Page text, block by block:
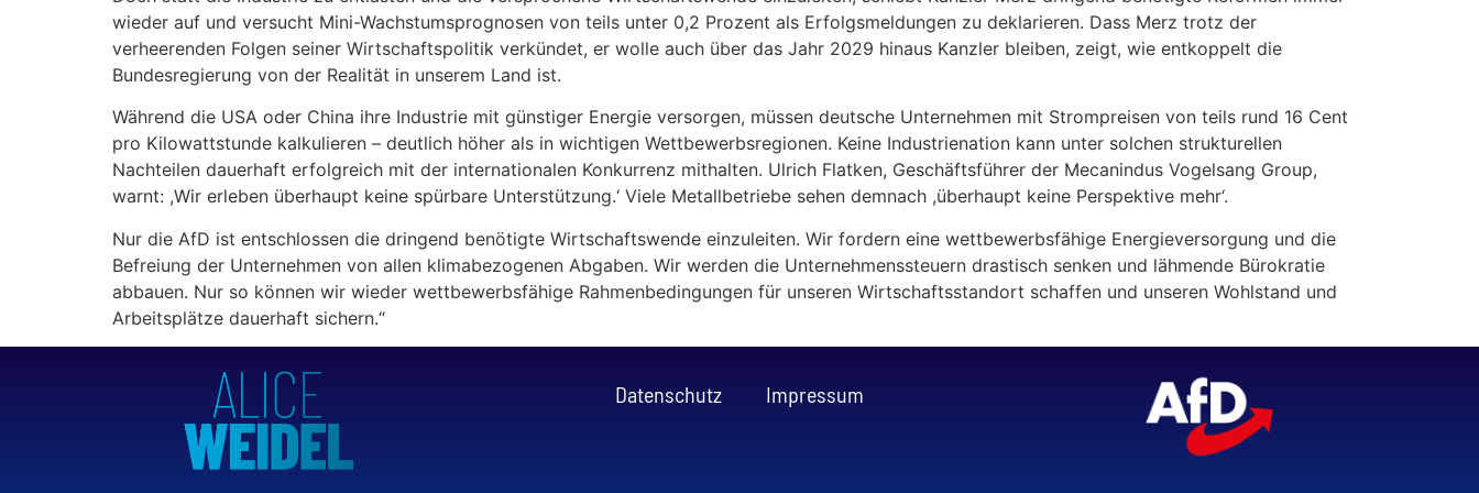
wieder auf und versucht Mini-Wachstumsprognosen von teils unter 0,2 Prozent als Erfolgsmeldungen zu deklarieren. Dass Merz trotz der
verheerenden Folgen seiner Wirtschaftspolitik verkündet, er wolle auch über das Jahr 2029 hinaus Kanzler bleiben, zeigt, wie entkoppelt die
Bundesregierung von der Realität in unserem Land ist.
Während die USA oder China ihre Industrie mit günstiger Energie versorgen, müssen deutsche Unternehmen mit Strompreisen von teils rund 16 Cent
pro Kilowattstunde kalkulieren – deutlich höher als in wichtigen Wettbewerbsregionen. Keine Industrienation kann unter solchen strukturellen
Nachteilen dauerhaft erfolgreich mit der internationalen Konkurrenz mithalten. Ulrich Flatken, Geschäftsführer der Mecanindus Vogelsang Group,
warnt: ,Wir erleben überhaupt keine spürbare Unterstützung.‘ Viele Metallbetriebe sehen demnach ,überhaupt keine Perspektive mehr‘.
Nur die AfD ist entschlossen die dringend benötigte Wirtschaftswende einzuleiten. Wir fordern eine wettbewerbsfähige Energieversorgung und die
Befreiung der Unternehmen von allen klimabezogenen Abgaben. Wir werden die Unternehmenssteuern drastisch senken und lähmende Bürokratie
abbauen. Nur so können wir wieder wettbewerbsfähige Rahmenbedingungen für unseren Wirtschaftsstandort schaffen und unseren Wohlstand und
Arbeitsplätze dauerhaft sichern.“
Datenschutz Impressum